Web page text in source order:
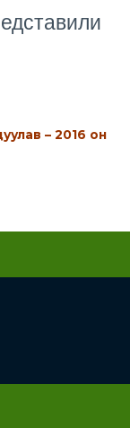
– 2016 он